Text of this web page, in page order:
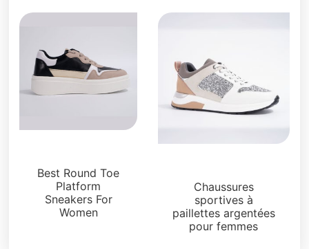
Best Round Toe
Platform
Sneakers For
Women
Chaussures
sportives à
paillettes argentées
pour femmes